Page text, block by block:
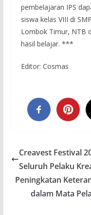
pembelajaran IPS
siswa kelas VIII di
Lombok Timur, NTB
hasil belajar. ***
Editor: Cosmas
Creavest Festival
Seluruh Pelaku
Peningkatan
dalam Mata